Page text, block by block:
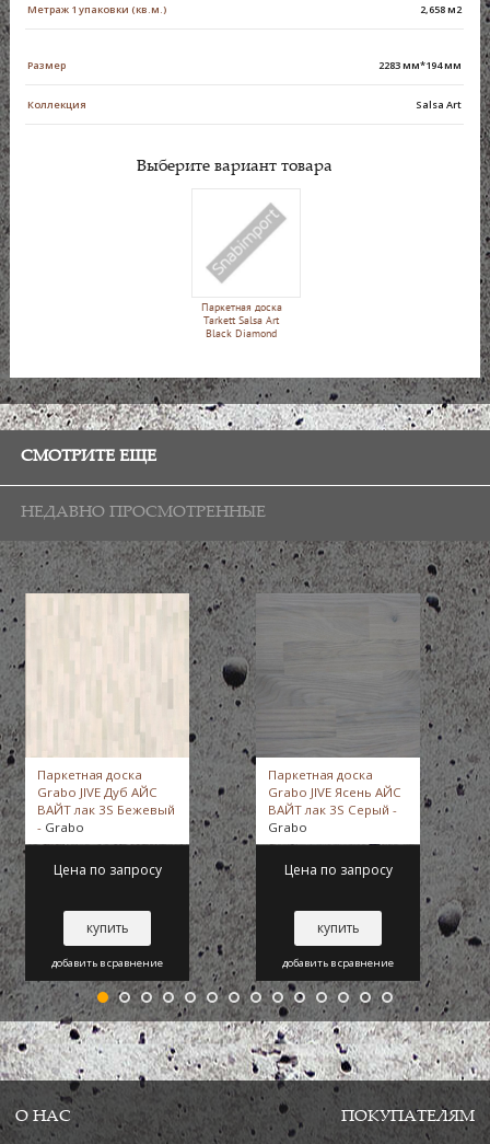
Метраж 1 упаковки (кв.м.) 2,658 м2
Размер 2283 мм*194 мм
Коллекция Salsa Art
Выберите вариант товара
Паркетная доска
Tarkett Salsa Art
Black Diamond
СМОТРИТЕ ЕЩЕ
НЕДАВНО ПРОСМОТРЕННЫЕ
Паркетная доска
Grabo JIVE Дуб АЙС
ВАЙТ лак 3S Бежевый
- Grabo
Цена по запросу
купить
добавить в сравнение
Паркетная доска
Grabo JIVE Ясень АЙС
ВАЙТ лак 3S Серый -
Grabo
Цена по запросу
купить
добавить в сравнение
О НАС ПОКУПАТЕЛЯМ